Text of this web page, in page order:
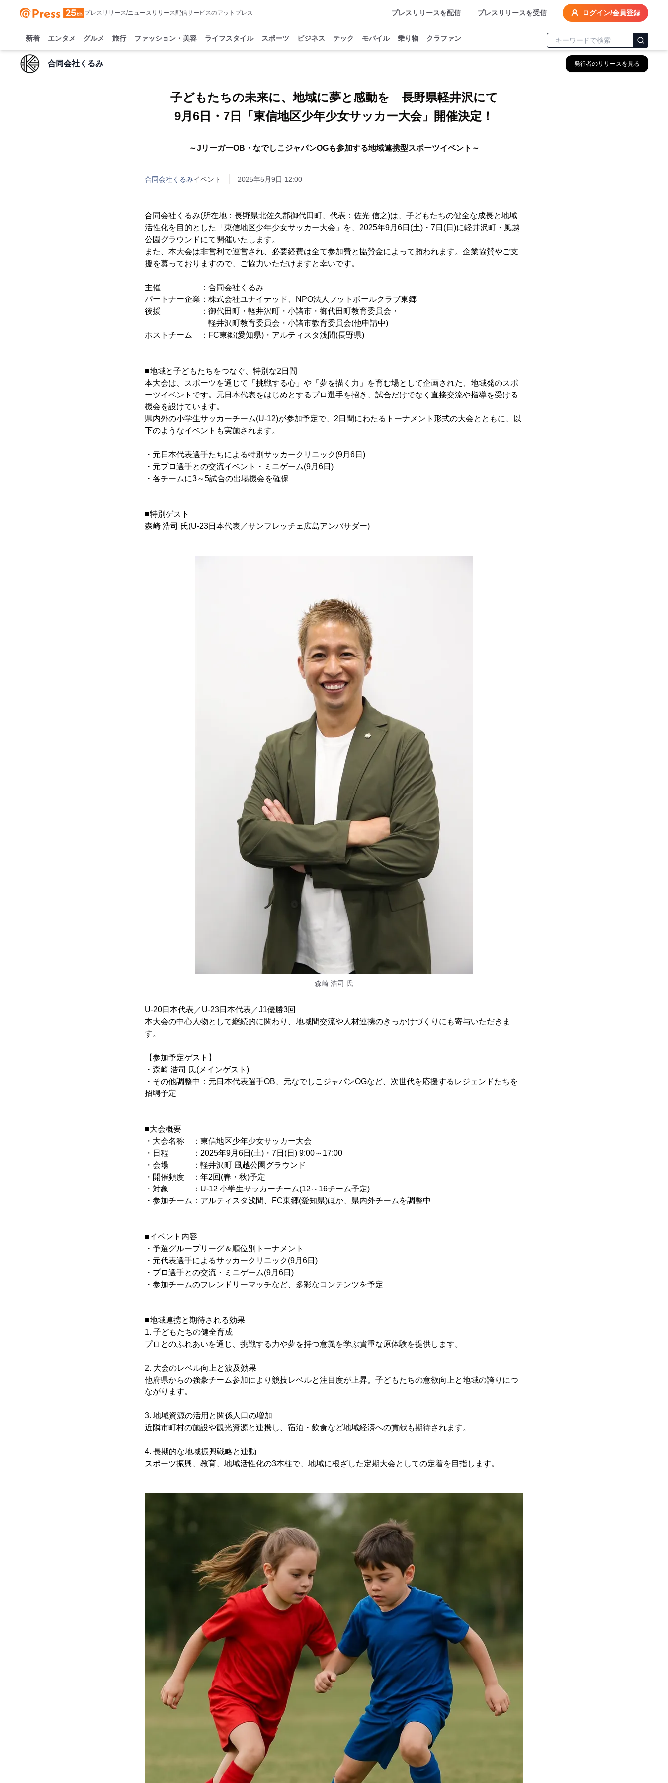
プレスリリース/ニュースリリース配信サービスのアットプレス プレスリリースを配信 プレスリリースを受信 ログイン/会員登録
新着 エンタメ グルメ 旅行 ファッション・美容 ライフスタイル スポーツ ビジネス テック モバイル 乗り物 クラファン
合同会社くるみ 発行者のリリースを見る
子どもたちの未来に、地域に夢と感動を 長野県軽井沢にて
9月6日・7日「東信地区少年少女サッカー大会」開催決定！
～JリーガーOB・なでしこジャパンOGも参加する地域連携型スポーツイベント～
合同会社くるみイベント 2025年5月9日 12:00
合同会社くるみ(所在地：長野県北佐久郡御代田町、代表：佐光 信之)は、子どもたちの健全な成長と地域
活性化を目的とした「東信地区少年少女サッカー大会」を、2025年9月6日(土)・7日(日)に軽井沢町・風越
公園グラウンドにて開催いたします。
また、本大会は非営利で運営され、必要経費は全て参加費と協賛金によって賄われます。企業協賛やご支
援を募っておりますので、ご協力いただけますと幸いです。
主催 ：合同会社くるみ
パートナー企業：株式会社ユナイテッド、NPO法人フットボールクラブ東郷
後援 ：御代田町・軽井沢町・小諸市・御代田町教育委員会・
軽井沢町教育委員会・小諸市教育委員会(他申請中)
ホストチーム ：FC東郷(愛知県)・アルティスタ浅間(長野県)
■地域と子どもたちをつなぐ、特別な2日間
本大会は、スポーツを通じて「挑戦する心」や「夢を描く力」を育む場として企画された、地域発のスポ
ーツイベントです。元日本代表をはじめとするプロ選手を招き、試合だけでなく直接交流や指導を受ける
機会を設けています。
県内外の小学生サッカーチーム(U-12)が参加予定で、2日間にわたるトーナメント形式の大会とともに、以
下のようなイベントも実施されます。
・元日本代表選手たちによる特別サッカークリニック(9月6日)
・元プロ選手との交流イベント・ミニゲーム(9月6日)
・各チームに3～5試合の出場機会を確保
■特別ゲスト
森崎 浩司 氏(U-23日本代表／サンフレッチェ広島アンバサダー)
森崎 浩司 氏
U-20日本代表／U-23日本代表／J1優勝3回
本大会の中心人物として継続的に関わり、地域間交流や人材連携のきっかけづくりにも寄与いただきま
す。
【参加予定ゲスト】
・森崎 浩司 氏(メインゲスト)
・その他調整中：元日本代表選手OB、元なでしこジャパンOGなど、次世代を応援するレジェンドたちを
招聘予定
■大会概要
・大会名称 ：東信地区少年少女サッカー大会
・日程 ：2025年9月6日(土)・7日(日) 9:00～17:00
・会場 ：軽井沢町 風越公園グラウンド
・開催頻度 ：年2回(春・秋)予定
・対象 ：U-12 小学生サッカーチーム(12～16チーム予定)
・参加チーム：アルティスタ浅間、FC東郷(愛知県)ほか、県内外チームを調整中
■イベント内容
・予選グループリーグ＆順位別トーナメント
・元代表選手によるサッカークリニック(9月6日)
・プロ選手との交流・ミニゲーム(9月6日)
・参加チームのフレンドリーマッチなど、多彩なコンテンツを予定
■地域連携と期待される効果
1. 子どもたちの健全育成
プロとのふれあいを通じ、挑戦する力や夢を持つ意義を学ぶ貴重な原体験を提供します。
2. 大会のレベル向上と波及効果
他府県からの強豪チーム参加により競技レベルと注目度が上昇。子どもたちの意欲向上と地域の誇りにつ
ながります。
3. 地域資源の活用と関係人口の増加
近隣市町村の施設や観光資源と連携し、宿泊・飲食など地域経済への貢献も期待されます。
4. 長期的な地域振興戦略と連動
スポーツ振興、教育、地域活性化の3本柱で、地域に根ざした定期大会としての定着を目指します。